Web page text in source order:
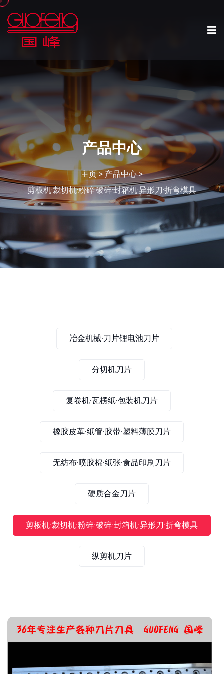
产品中心
主页> 产品中心>
剪板机·裁切机·粉碎·破碎·封箱机·异形刀·折弯模具
冶金机械·刀片锂电池刀片
分切机刀片
复卷机·瓦楞纸·包装机刀片
橡胶皮革·纸管·胶带·塑料薄膜刀片
无纺布·喷胶棉·纸张·食品印刷刀片
硬质合金刀片
剪板机·裁切机·粉碎·破碎·封箱机·异形刀·折弯模具
纵剪机刀片